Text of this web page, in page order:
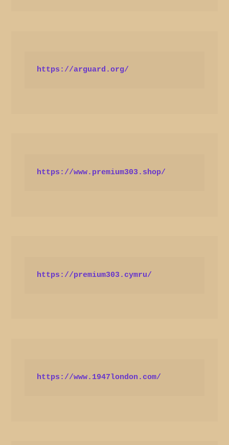
https://arguard.org/
https://www.premium303.shop/
https://premium303.cymru/
https://www.1947london.com/